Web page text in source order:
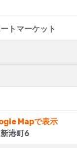
トマーケット
Mapで表示
港町6